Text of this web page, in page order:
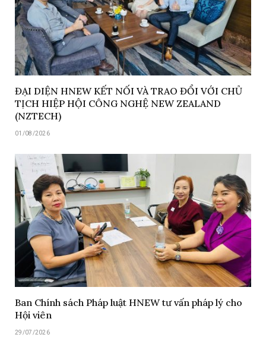
ĐẠI DIỆN HNEW KẾT NỐI VÀ TRAO ĐỔI VỚI CHỦ
TỊCH HIỆP HỘI CÔNG NGHỆ NEW ZEALAND
(NZTECH)
01/08/2026
Ban Chính sách Pháp luật HNEW tư vấn pháp lý cho
Hội viên
29/07/2026